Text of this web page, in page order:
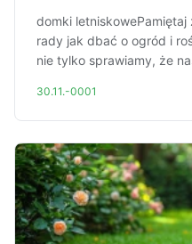
domki
rady jak dbać o ogród i
nie tylko sprawiamy, że
30.11.-0001